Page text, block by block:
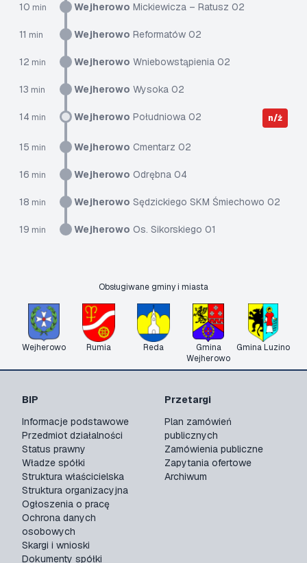
10 min Wejherowo Mickiewicza – Ratusz 02
11 min Wejherowo Reformatów 02
12 min Wejherowo Wniebowstąpienia 02
13 min Wejherowo Wysoka 02
14 min Wejherowo Południowa 02 n/ż
15 min Wejherowo Cmentarz 02
16 min Wejherowo Odrębna 04
18 min Wejherowo Sędzickiego SKM Śmiechowo 02
19 min Wejherowo Os. Sikorskiego 01
Obsługiwane gminy i miasta
Wejherowo Rumia Reda
Gmina
Wejherowo
Gmina Luzino
BIP
Informacje podstawowe
Przedmiot działalności
Status prawny
Władze spółki
Struktura właścicielska
Struktura organizacyjna
Ogłoszenia o pracę
Ochrona danych
osobowych
Skargi i wnioski
Dokumenty spółki
Przetargi
Plan zamówień
publicznych
Zamówienia publiczne
Zapytania ofertowe
Archiwum